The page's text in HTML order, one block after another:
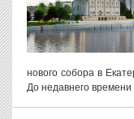
нового собора в
До недавнего времени